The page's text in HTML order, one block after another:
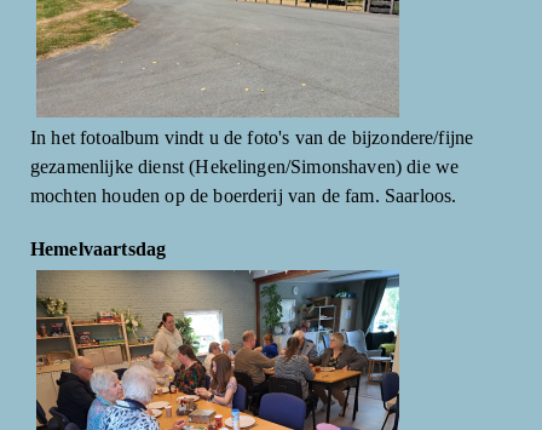
In het fotoalbum vindt u de foto's van de bijzondere/fijne
gezamenlijke dienst (Hekelingen/Simonshaven) die we
mochten houden op de boerderij van de fam. Saarloos.
Hemelvaartsdag